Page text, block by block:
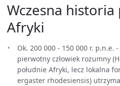
Wczesna historia
Afryki
Ok. 200 000 - 150 000 r. p.n.e.
pierwotny człowiek rozumny
południe Afryki, lecz lokalna
ergaster rhodesiensis)